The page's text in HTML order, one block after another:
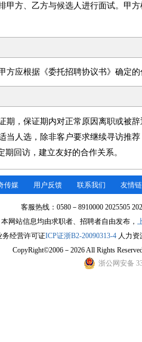
甲方、乙方与候选人进行面试。甲
方应根据《委托招聘协议书》确定
期，保证期内对正常原因离职或被
当人选，除非客户要求继续寻访推
回访，建立友好的合作关系。
传媒 用户反馈 联系我们 友情
客服热线：0580－8910000 2025505
网站信息均由求职者、招聘者自由发布，
务经营许可证ICP证浙B2-20090313-4 人力资
CopyRight©2006－2026 All Rights
浙公网安备